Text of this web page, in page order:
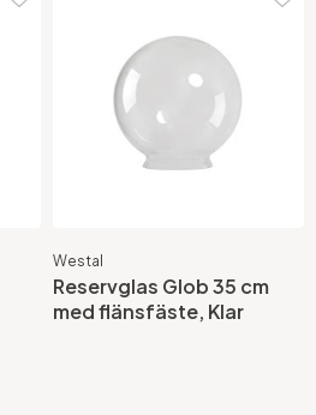
Westal
Reservglas Glob 35 cm
med flänsfäste, Klar